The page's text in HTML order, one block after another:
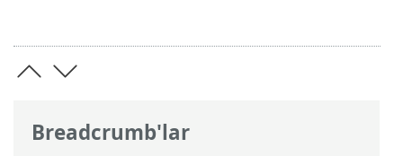
Breadcrumb'lar